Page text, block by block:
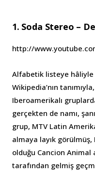
1. Soda Stereo –
http://
Alfabetik listeye hâliyle
Wikipedia’nın
Iberoamerikalı
gerçekten de namı,
grup, MTV Latin
almaya layık görülmüş,
olduğu Cancion
tarafından gelmiş